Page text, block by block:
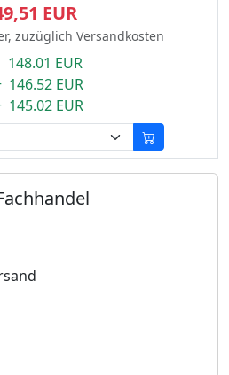
EUR
zuzüglich Versandkosten
EUR
146.52 EUR
145.02 EUR